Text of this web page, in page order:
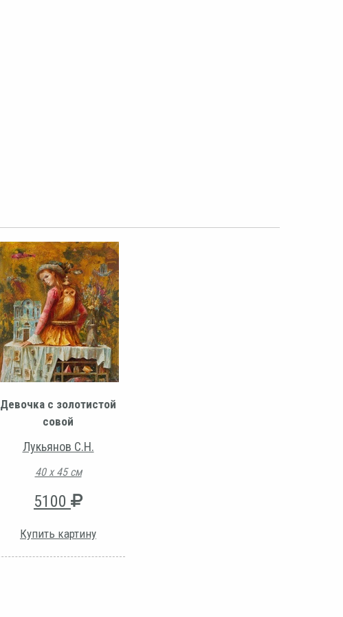
Девочка с золотистой
совой
Лукьянов С.Н.
40 х 45 см
5100
Купить картину